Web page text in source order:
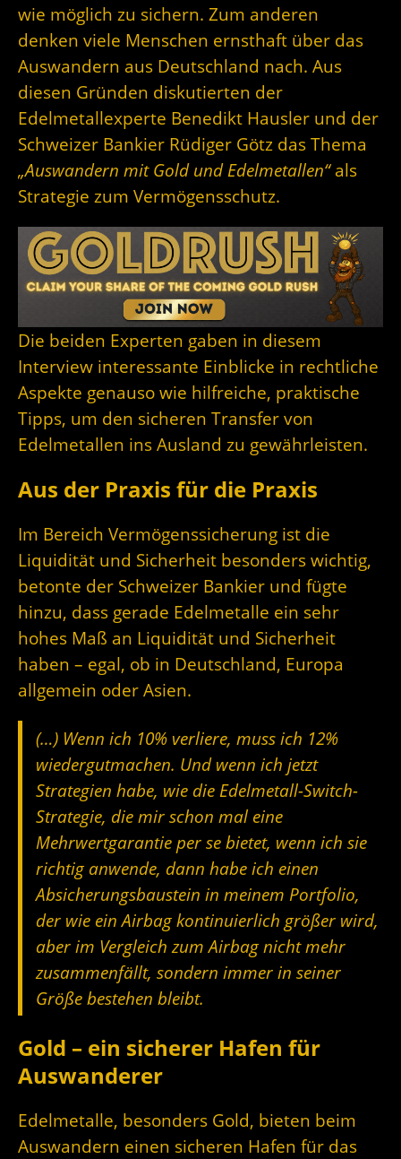
wie möglich zu sichern. Zum anderen
denken viele Menschen ernsthaft über das
Auswandern aus Deutschland nach. Aus
diesen Gründen diskutierten der
Edelmetallexperte Benedikt Hausler und der
Schweizer Bankier Rüdiger Götz das Thema
„Auswandern mit Gold und Edelmetallen“als
Strategie zum Vermögensschutz.
Die beiden Experten gaben in diesem
Interview interessante Einblicke in rechtliche
Aspekte genauso wie hilfreiche, praktische
Tipps, um den sicheren Transfer von
Edelmetallen ins Ausland zu gewährleisten.
Aus der Praxis für die Praxis
Im Bereich Vermögenssicherung ist die
Liquidität und Sicherheit besonders wichtig,
betonte der Schweizer Bankier und fügte
hinzu, dass gerade Edelmetalle ein sehr
hohes Maß an Liquidität und Sicherheit
haben – egal, ob in Deutschland, Europa
allgemein oder Asien.
(…) Wenn ich 10% verliere, muss ich 12%
wiedergutmachen. Und wenn ich jetzt
Strategien habe, wie die Edelmetall-Switch-
Strategie, die mir schon mal eine
Mehrwertgarantie per se bietet, wenn ich sie
richtig anwende, dann habe ich einen
Absicherungsbaustein in meinem Portfolio,
der wie ein Airbag kontinuierlich größer wird,
aber im Vergleich zum Airbag nicht mehr
zusammenfällt, sondern immer in seiner
Größe bestehen bleibt.
Gold – ein sicherer Hafen für
Auswanderer
Edelmetalle, besonders Gold, bieten beim
Auswandern einen sicheren Hafen für das